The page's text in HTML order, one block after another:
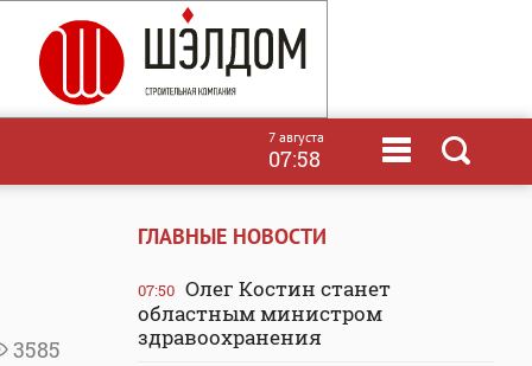
7 августа
07:58
3585
ГЛАВНЫЕ НОВОСТИ
07:50 Олег Костин станет
областным министром
здравоохранения